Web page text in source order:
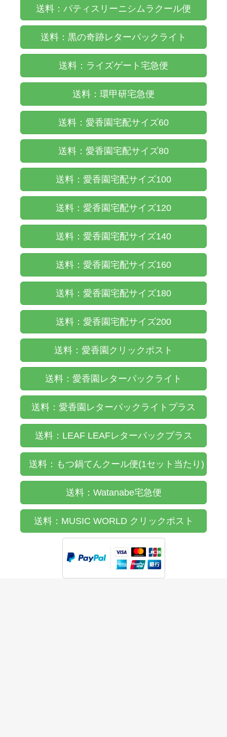
送料：パティスリーニシムラクール便
送料：黒の奇跡レターパックライト
送料：ライズゲート宅急便
送料：環甲研宅急便
送料：愛香園宅配サイズ60
送料：愛香園宅配サイズ80
送料：愛香園宅配サイズ100
送料：愛香園宅配サイズ120
送料：愛香園宅配サイズ140
送料：愛香園宅配サイズ160
送料：愛香園宅配サイズ180
送料：愛香園宅配サイズ200
送料：愛香園クリックポスト
送料：愛香園レターパックライト
送料：愛香園レターパックライトプラス
送料：LEAF LEAFレターパックプラス
送料：もつ鍋てんクール便(1セット当たり)
送料：Watanabe宅急便
送料：MUSIC WORLD クリックポスト